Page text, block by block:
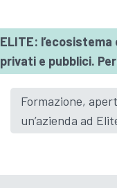
ELITE:
privati e pubblici.
Formazione,
un’azienda ad